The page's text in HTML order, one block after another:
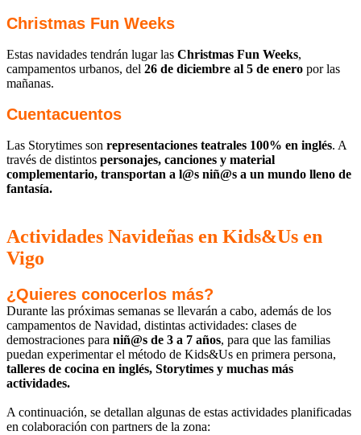
Christmas Fun Weeks
Estas navidades tendrán lugar las Christmas Fun Weeks,
campamentos urbanos, del 26 de diciembre al 5 de enero por las
mañanas.
Cuentacuentos
Las Storytimes son representaciones teatrales 100% en inglés. A
través de distintos personajes, canciones y material
complementario, transportan a l@s niñ@s a un mundo lleno de
fantasía.
Actividades Navideñas en Kids&Us en
Vigo
¿Quieres conocerlos más?
Durante las próximas semanas se llevarán a cabo, además de los
campamentos de Navidad, distintas actividades: clases de
demostraciones para niñ@s de 3 a 7 años, para que las familias
puedan experimentar el método de Kids&Us en primera persona,
talleres de cocina en inglés, Storytimes y muchas más
actividades.
A continuación, se detallan algunas de estas actividades planificadas
en colaboración con partners de la zona: